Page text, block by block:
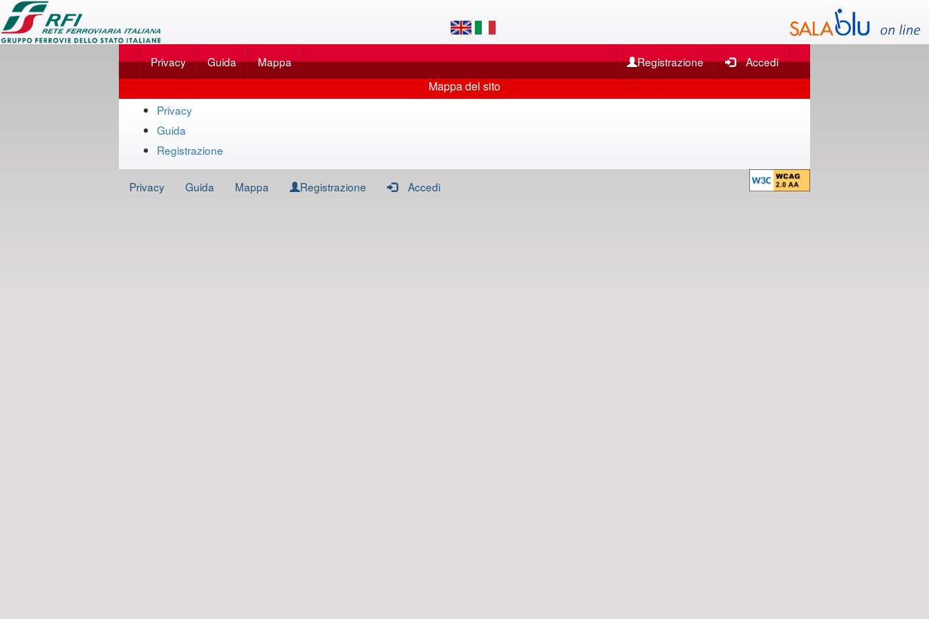
Applicazione
SalaBlu Privacy Guida Mappa Registrazione Accedi
Mappa
sito
Mappa del sito
Privacy
Guida
Registrazione
Privacy Guida Mappa Registrazione Accedi